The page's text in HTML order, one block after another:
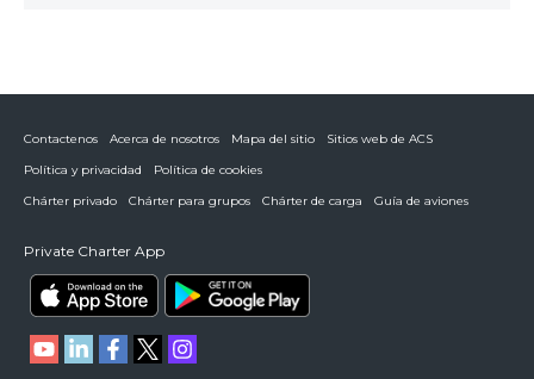
Contactenos Acerca de nosotros Mapa del sitio
Sitios web de ACS
Política y privacidad
Política de cookies
Chárter privado
Chárter para grupos Chárter de carga Guía de aviones
Private Charter App